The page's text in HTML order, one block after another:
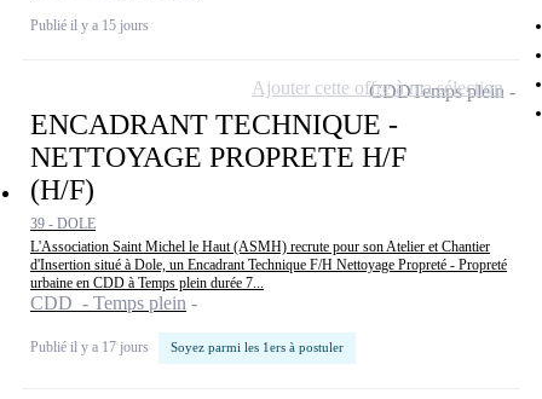
Publié il y a 15 jours
ENCADRANT TECHNIQUE -
NETTOYAGE PROPRETE H/F
(H/F)
39 - DOLE
L'Association Saint Michel le Haut (ASMH) recrute pour son Atelier et Chantier
d'Insertion situé à Dole, un Encadrant Technique F/H Nettoyage Propreté - Propreté
urbaine en CDD à Temps plein durée 7...
CDD - Temps plein
Publié il y a 17 jours Soyez parmi les 1ers à postuler
CDDTemps plein
Ajouter cette offre à ma sélection